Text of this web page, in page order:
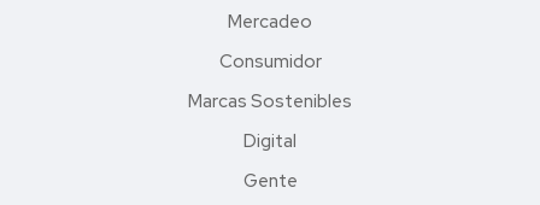
Mercadeo
Consumidor
Marcas Sostenibles
Digital
Gente